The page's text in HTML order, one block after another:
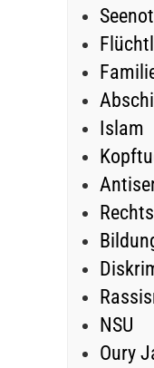
Islam
NSU
Oury